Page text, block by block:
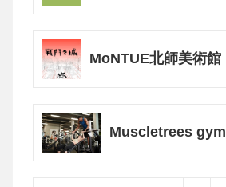
MoNTUE北師美術館
Muscletrees gym